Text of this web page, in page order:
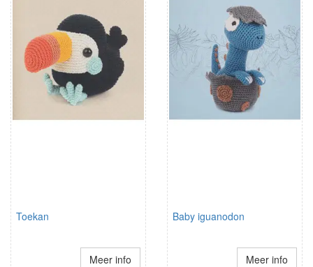
Toekan
Meer info
Baby iguanodon
Meer info